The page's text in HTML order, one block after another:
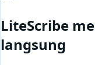
LiteScribe
langsung